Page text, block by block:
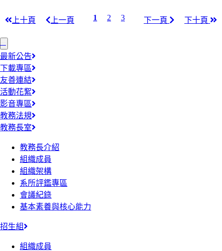
上十頁 上一頁 下一頁 下十頁
1 2 3
:::
最新公告
下載專區
友善連結
活動花絮
影音專區
教務法規
教務長室
教務長介紹
組織成員
組織架構
系所評鑑專區
會議紀錄
基本素養與核心能力
招生組
組織成員